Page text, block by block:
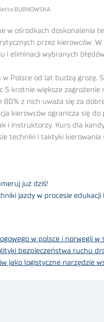
BUBNOWSKA
w ośrodkach doskonalenia
przez kierowców.
i eliminacji wybranych
Polsce od lat budzą grozę.
5 krotnie większe zagrożenie
80% z nich uważa się za
kierowców ogranicza się
i instruktorzy. Kurs dla
techniki i taktyki kierowania
już dziś!
jazdy w procesie
w polsce i norwegii w
bezpieczeństwa ruchu
jako logistyczne narzędzie